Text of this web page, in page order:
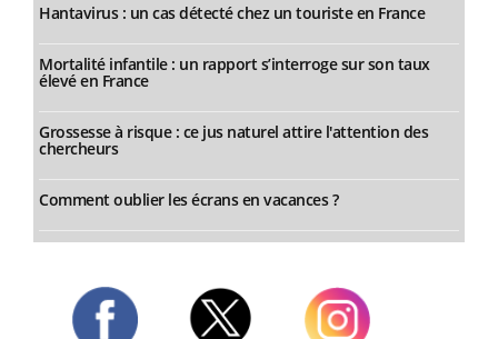
Hantavirus : un cas détecté chez un touriste en France
Mortalité infantile : un rapport s’interroge sur son taux
élevé en France
Grossesse à risque : ce jus naturel attire l'attention des
chercheurs
Comment oublier les écrans en vacances ?